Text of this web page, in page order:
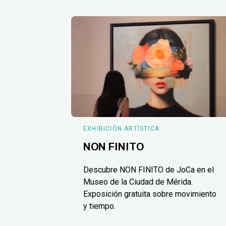
EXHIBICIÓN ARTÍSTICA
NON FINITO
Descubre NON FINITO de JoCa en el
Museo de la Ciudad de Mérida.
Exposición gratuita sobre movimiento
y tiempo.